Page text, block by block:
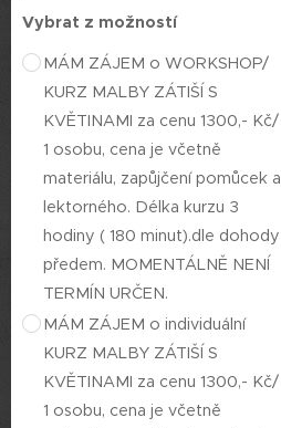
Vybrat z možností
MÁM ZÁJEM o WORKSHOP/
KURZ MALBY ZÁTIŠÍ S
KVĚTINAMI za cenu 1300,- Kč/
1 osobu, cena je včetně
materiálu, zapůjčení pomůcek a
lektorného. Délka kurzu 3
hodiny ( 180 minut).dle dohody
předem. MOMENTÁLNĚ NENÍ
TERMÍN URČEN.
MÁM ZÁJEM o individuální
KURZ MALBY ZÁTIŠÍ S
KVĚTINAMI za cenu 1300,- Kč/
1 osobu, cena je včetně